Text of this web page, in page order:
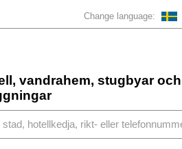
Change language:
vandrahem, stugbyar och